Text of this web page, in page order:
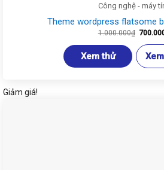
Công nghệ - máy
Theme wordpress flatsome
1.000.000₫ Giá
là:
Xem thử
Giảm giá!